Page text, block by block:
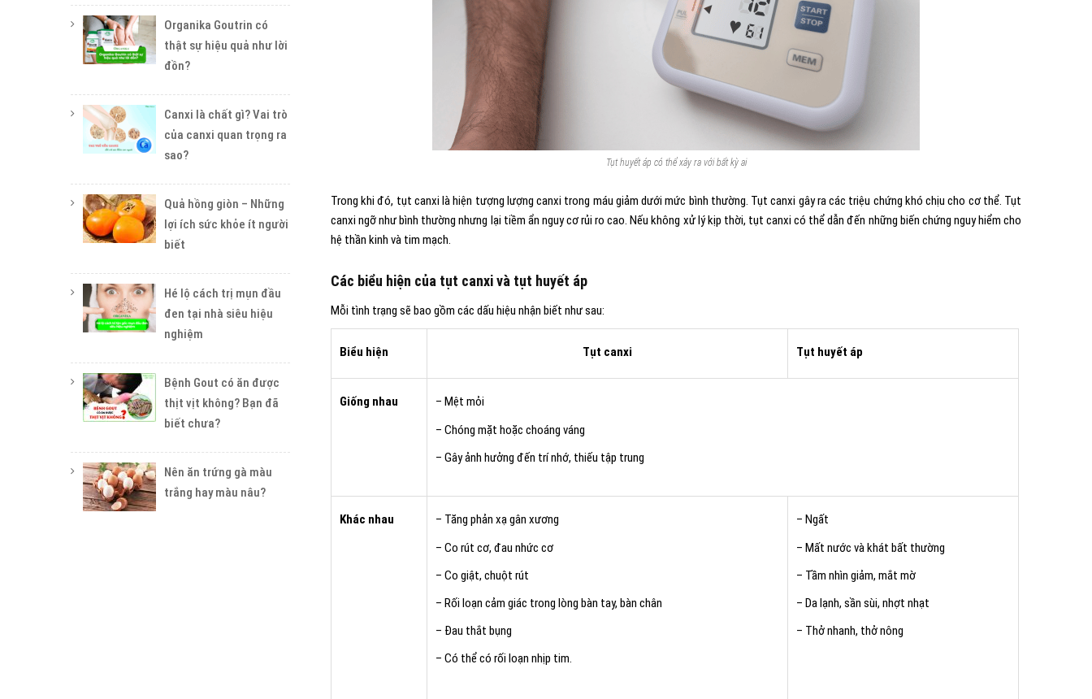
Organika Goutrin có
thật sự hiệu quả như lời
đồn?
Canxi là chất gì? Vai trò
của canxi quan trọng ra
sao?
Quả hồng giòn – Những
lợi ích sức khỏe ít người
biết
Hé lộ cách trị mụn đầu
đen tại nhà siêu hiệu
nghiệm
Bệnh Gout có ăn được
thịt vịt không? Bạn đã
biết chưa?
Nên ăn trứng gà màu
trắng hay màu nâu?
Tụt huyết áp có thể xảy ra với bất kỳ ai
Trong khi đó, tụt canxi là hiện tượng lượng canxi trong máu giảm dưới mức bình thường. Tụt canxi gây ra các triệu chứng khó chịu cho cơ thể. Tụt
canxi ngỡ như bình thường nhưng lại tiềm ẩn nguy cơ rủi ro cao. Nếu không xử lý kịp thời, tụt canxi có thể dẫn đến những biến chứng nguy hiểm cho
hệ thần kinh và tim mạch.
Các biểu hiện của tụt canxi và tụt huyết áp
Mỗi tình trạng sẽ bao gồm các dấu hiệu nhận biết như sau:
Biểu hiện Tụt canxi Tụt huyết áp
Giống nhau
– Mệt mỏi
– Chóng mặt hoặc choáng váng
– Gây ảnh hưởng đến trí nhớ, thiếu tập trung
Khác nhau
– Tăng phản xạ gân xương
– Co rút cơ, đau nhức cơ
– Co giật, chuột rút
– Rối loạn cảm giác trong lòng bàn tay, bàn chân
– Đau thắt bụng
– Có thể có rối loạn nhịp tim.
– Ngất
– Mất nước và khát bất thường
– Tầm nhìn giảm, mắt mờ
– Da lạnh, sần sùi, nhợt nhạt
– Thở nhanh, thở nông